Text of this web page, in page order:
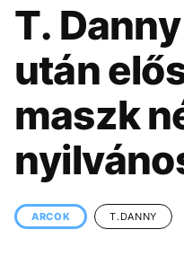
ZENE
KULTÚRA
FILM + SOROZAT
SPORT
KÖZÉLET
ÉLETMÓD
KONCERT
HŐSÉG
CELEB
MTVA
T.
után
maszk
ARCOK T.DANNY